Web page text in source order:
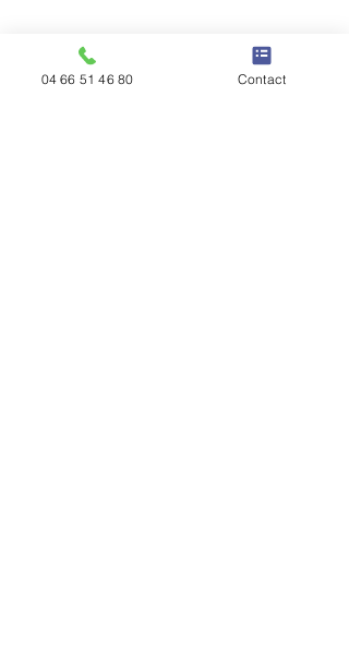
04 66 51 46 80 Contact